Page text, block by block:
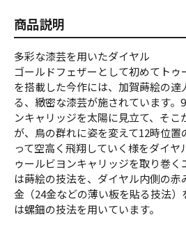
商品説明
多彩な漆芸を用いたダイヤル
ゴールドフェザーとして初めてトゥ
を搭載した今作には、加賀蒔絵の達
る、緻密な漆芸が施されています。
ンキャリッジを太陽に見立て、そこ
が、鳥の群れに姿を変えて12時位
って空高く飛翔していく様をダイヤ
ゥールビヨンキャリッジを取り巻
は蒔絵の技法を、ダイヤル内側の
金（24金などの薄い板を貼る技法
は螺鈿の技法を用いています。